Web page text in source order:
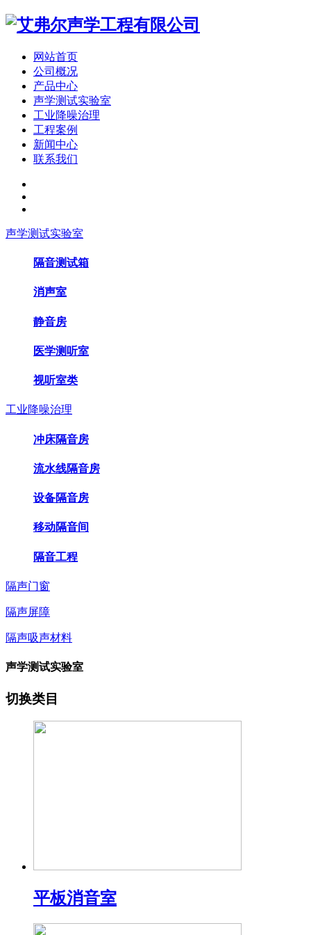
网站首页
公司概况
产品中心
声学测试实验室
工业降噪治理
工程案例
新闻中心
联系我们
声学测试实验室
隔音测试箱
消声室
静音房
医学测听室
视听室类
工业降噪治理
冲床隔音房
流水线隔音房
设备隔音房
移动隔音间
隔音工程
隔声门窗
隔声屏障
隔声吸声材料
声学测试实验室
切换类目
平板消音室